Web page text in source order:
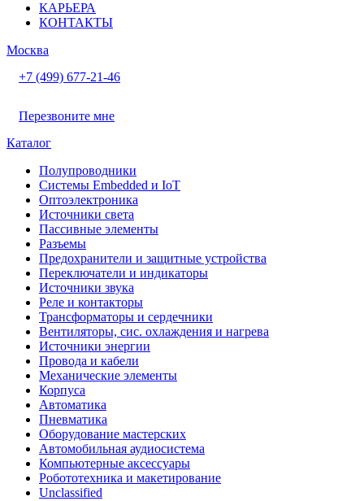
КАРЬЕРА
КОНТАКТЫ
Москва
+7 (499) 677-21-46
Перезвоните мне
Каталог
Полупроводники
Системы Embedded и IoT
Oптоэлектроника
Источники света
Пассивные элементы
Разъeмы
Предохранители и защитные устройства
Переключатели и индикаторы
Источники звука
Реле и контакторы
Трансформаторы и сердечники
Вентиляторы, сис. охлаждения и нагрева
Источники энергии
Провода и кабели
Механические элементы
Корпуса
Автоматика
Пневматика
Оборудование мастерских
Автомобильная аудиосистема
Компьютерные аксессуары
Робототехника и макетирование
Unclassified